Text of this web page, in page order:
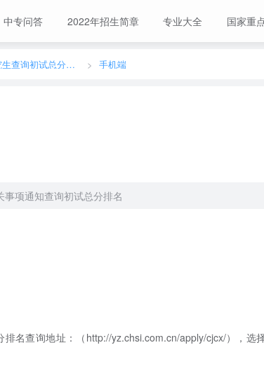
中专问答 2022年招生简章 专业大全 国家重
2023年河北师范大学硕士研究生查询初试总分排名 手机端
项通知查询初试总分排名
名查询地址：（http://yz.chsi.com.cn/apply/cjcx/），选